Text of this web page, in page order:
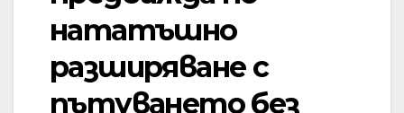
нататъшно
разширяване с
пътуването без